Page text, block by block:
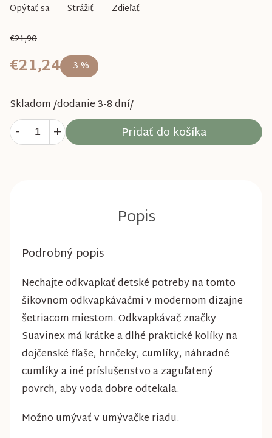
€21,90
–3 %
€21,24
Skladom /dodanie 3-8 dní/
Pridať do košíka
Opýtať sa Strážiť Zdieľať
Podrobný popis
Nechajte odkvapkať detské potreby na tomto
šikovnom odkvapkávačmi v modernom dizajne
šetriacom miestom. Odkvapkávač značky
Suavinex má krátke a dlhé praktické kolíky na
dojčenské fľaše, hrnčeky, cumlíky, náhradné
cumlíky a iné príslušenstvo a zaguľatený
povrch, aby voda dobre odtekala.
Možno umývať v umývačke riadu.